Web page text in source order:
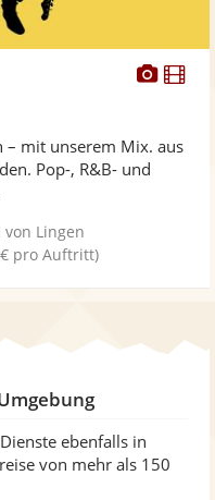
Fotos
– mit unserem Mix. aus
Pop-, R&B- und
von Lingen
€ pro Auftritt)
ebenfalls in
von mehr als 150